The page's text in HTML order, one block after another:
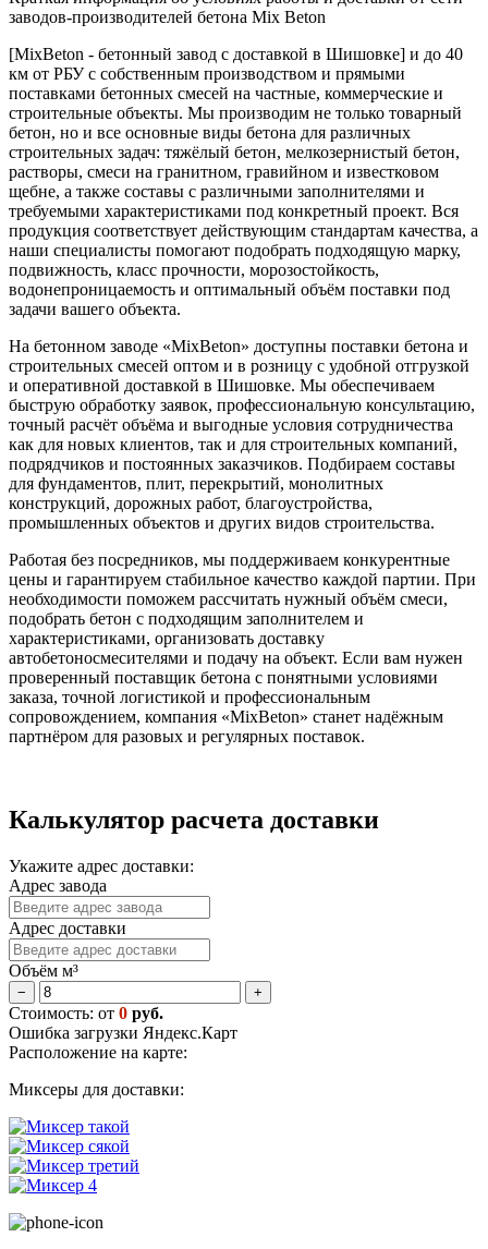
заводов-производителей бетона Mix Beton
[MixBeton - бетонный завод с доставкой в Шишовке] и до 40
км от РБУ с собственным производством и прямыми
поставками бетонных смесей на частные, коммерческие и
строительные объекты. Мы производим не только товарный
бетон, но и все основные виды бетона для различных
строительных задач: тяжёлый бетон, мелкозернистый бетон,
растворы, смеси на гранитном, гравийном и известковом
щебне, а также составы с различными заполнителями и
требуемыми характеристиками под конкретный проект. Вся
продукция соответствует действующим стандартам качества, а
наши специалисты помогают подобрать подходящую марку,
подвижность, класс прочности, морозостойкость,
водонепроницаемость и оптимальный объём поставки под
задачи вашего объекта.
На бетонном заводе «MixBeton» доступны поставки бетона и
строительных смесей оптом и в розницу с удобной отгрузкой
и оперативной доставкой в Шишовке. Мы обеспечиваем
быструю обработку заявок, профессиональную консультацию,
точный расчёт объёма и выгодные условия сотрудничества
как для новых клиентов, так и для строительных компаний,
подрядчиков и постоянных заказчиков. Подбираем составы
для фундаментов, плит, перекрытий, монолитных
конструкций, дорожных работ, благоустройства,
промышленных объектов и других видов строительства.
Работая без посредников, мы поддерживаем конкурентные
цены и гарантируем стабильное качество каждой партии. При
необходимости поможем рассчитать нужный объём смеси,
подобрать бетон с подходящим заполнителем и
характеристиками, организовать доставку
автобетоносмесителями и подачу на объект. Если вам нужен
проверенный поставщик бетона с понятными условиями
заказа, точной логистикой и профессиональным
сопровождением, компания «MixBeton» станет надёжным
партнёром для разовых и регулярных поставок.
Калькулятор расчета доставки
Укажите адрес доставки:
Адрес завода
Адрес доставки
Объём м³
− +
Стоимость: от 0 руб.
Ошибка загрузки Яндекс.Карт
Расположение на карте:
Миксеры для доставки: